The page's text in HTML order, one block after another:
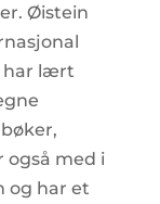
Øistein
har lært
også med i
og har et